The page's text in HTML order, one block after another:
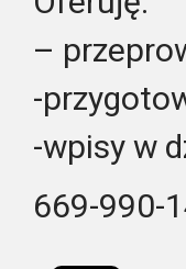
–
-
-wpisy w
669-990-